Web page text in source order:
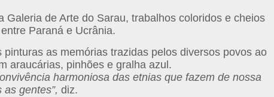
Galeria de Arte do Sarau, trabalhos coloridos e cheios
Paraná e Ucrânia.
pinturas as memórias trazidas pelos diversos povos ao
araucárias, pinhões e gralha azul.
harmoniosa das etnias que fazem de nossa
gentes”, diz.